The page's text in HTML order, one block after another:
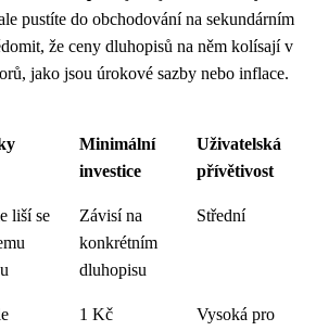
pustíte do obchodování na sekundárním
že ceny dluhopisů na něm kolísají v
jako jsou úrokové sazby nebo inflace.
Minimální
investice
Uživatelská
přívětivost
liší se
Závisí na
konkrétním
dluhopisu
Střední
1 Kč
Vysoká pro